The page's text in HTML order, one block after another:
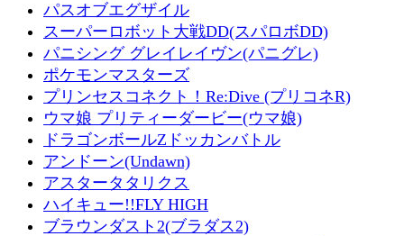
パスオブエグザイル
スーパーロボット大戦DD(スパロボDD)
パニシング グレイレイヴン(パニグレ)
ポケモンマスターズ
プリンセスコネクト！Re:Dive (プリコネR)
ウマ娘 プリティーダービー(ウマ娘)
ドラゴンボールZドッカンバトル
アンドーン(Undawn)
アスタータタリクス
ハイキュー!!FLY HIGH
ブラウンダスト2(ブラダス2)